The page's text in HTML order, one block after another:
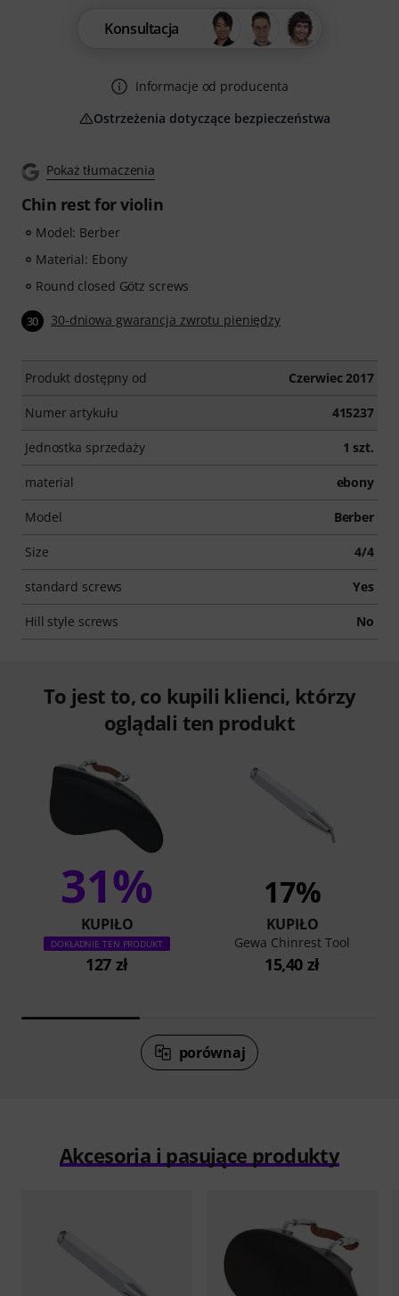
Pokaż tłumaczenia
Chin rest for violin
Model: Berber
Material: Ebony
Round closed Götz screws
30 30-dniowa gwarancja zwrotu pieniędzy
Produkt dostępny od Czerwiec 2017
Numer artykułu 415237
Jednostka sprzedaży 1 szt.
material ebony
Model Berber
Size 4/4
standard screws Yes
Hill style screws No
Konsultacja
Informacje od producenta
Ostrzeżenia dotyczące bezpieczeństwa
To jest to, co kupili klienci, którzy
oglądali ten produkt
31%
KUPIŁO
DOKŁADNIE TEN PRODUKT
127 zł
17%
KUPIŁO
Gewa Chinrest Tool
15,40 zł
porównaj
Akcesoria i pasujące produkty